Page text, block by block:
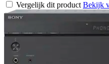
Vergelijk dit product Bekijk